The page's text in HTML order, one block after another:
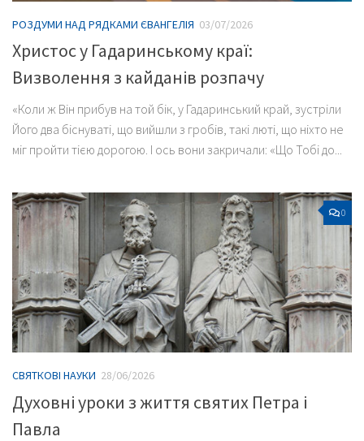
РОЗДУМИ НАД РЯДКАМИ ЄВАНГЕЛІЯ 03/07/2026
Христос у Гадаринському краї:
Визволення з кайданів розпачу
«Коли ж Він прибув на той бік, у Гадаринський край, зустріли
Його два біснуваті, що вийшли з гробів, такі люті, що ніхто не
міг пройти тією дорогою. І ось вони закричали: «Що Тобі до...
0
СВЯТКОВІ НАУКИ 28/06/2026
Духовні уроки з життя святих Петра і
Павла